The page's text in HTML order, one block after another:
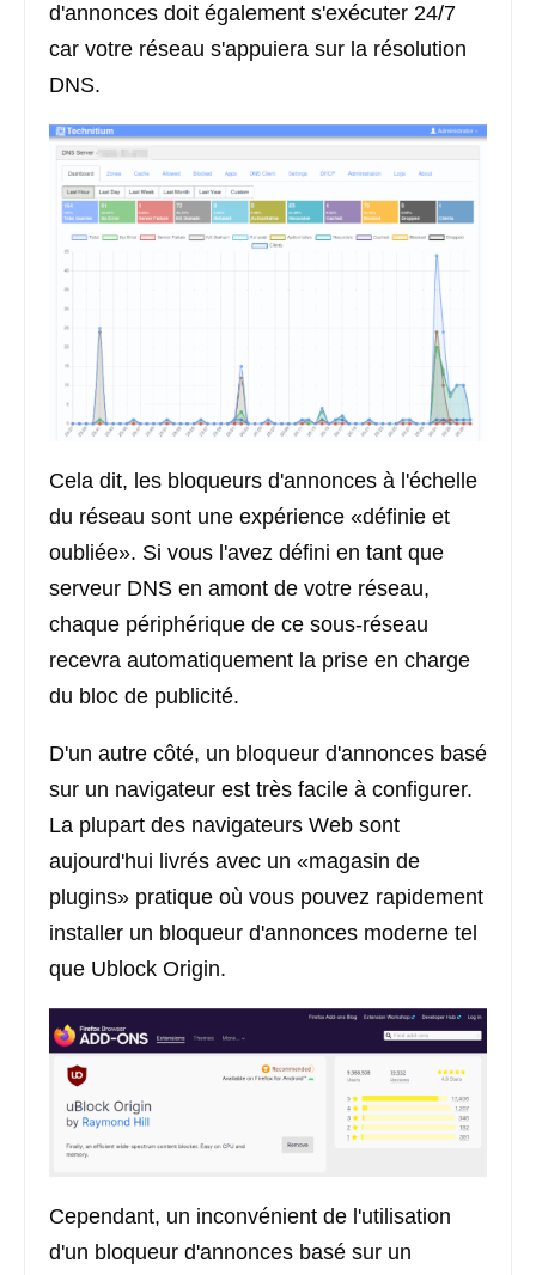
d'annonces doit également s'exécuter 24/7
car votre réseau s'appuiera sur la résolution
DNS.
Cela dit, les bloqueurs d'annonces à l'échelle
du réseau sont une expérience «définie et
oubliée». Si vous l'avez défini en tant que
serveur DNS en amont de votre réseau,
chaque périphérique de ce sous-réseau
recevra automatiquement la prise en charge
du bloc de publicité.
D'un autre côté, un bloqueur d'annonces basé
sur un navigateur est très facile à configurer.
La plupart des navigateurs Web sont
aujourd'hui livrés avec un «magasin de
plugins» pratique où vous pouvez rapidement
installer un bloqueur d'annonces moderne tel
que Ublock Origin.
Cependant, un inconvénient de l'utilisation
d'un bloqueur d'annonces basé sur un